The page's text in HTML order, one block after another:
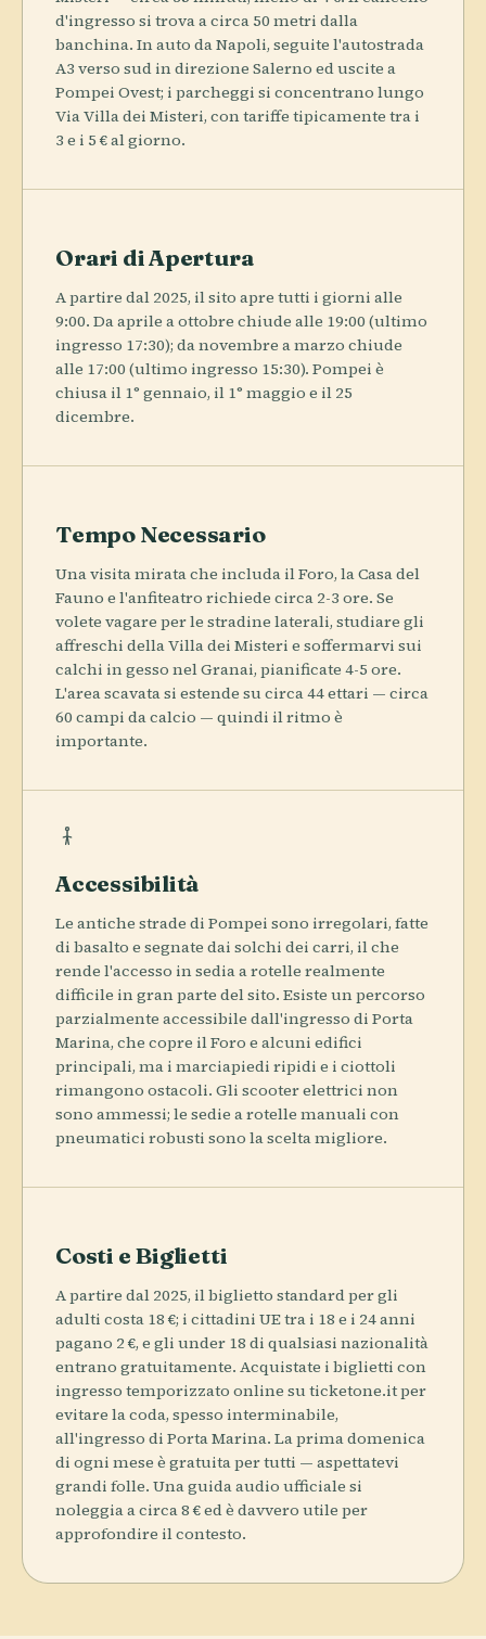
d'ingresso si trova a circa 50 metri dalla
banchina. In auto da Napoli, seguite l'autostrada
A3 verso sud in direzione Salerno ed uscite a
Pompei Ovest; i parcheggi si concentrano lungo
Via Villa dei Misteri, con tariffe tipicamente tra i
3 e i 5 € al giorno.
Orari di Apertura
A partire dal 2025, il sito apre tutti i giorni alle
9:00. Da aprile a ottobre chiude alle 19:00 (ultimo
ingresso 17:30); da novembre a marzo chiude
alle 17:00 (ultimo ingresso 15:30). Pompei è
chiusa il 1° gennaio, il 1° maggio e il 25
dicembre.
Tempo Necessario
Una visita mirata che includa il Foro, la Casa del
Fauno e l'anfiteatro richiede circa 2-3 ore. Se
volete vagare per le stradine laterali, studiare gli
affreschi della Villa dei Misteri e soffermarvi sui
calchi in gesso nel Granai, pianificate 4-5 ore.
L'area scavata si estende su circa 44 ettari — circa
60 campi da calcio — quindi il ritmo è
importante.
Accessibilità
Le antiche strade di Pompei sono irregolari, fatte
di basalto e segnate dai solchi dei carri, il che
rende l'accesso in sedia a rotelle realmente
difficile in gran parte del sito. Esiste un percorso
parzialmente accessibile dall'ingresso di Porta
Marina, che copre il Foro e alcuni edifici
principali, ma i marciapiedi ripidi e i ciottoli
rimangono ostacoli. Gli scooter elettrici non
sono ammessi; le sedie a rotelle manuali con
pneumatici robusti sono la scelta migliore.
Costi e Biglietti
A partire dal 2025, il biglietto standard per gli
adulti costa 18 €; i cittadini UE tra i 18 e i 24 anni
pagano 2 €, e gli under 18 di qualsiasi nazionalità
entrano gratuitamente. Acquistate i biglietti con
ingresso temporizzato online su ticketone.it per
evitare la coda, spesso interminabile,
all'ingresso di Porta Marina. La prima domenica
di ogni mese è gratuita per tutti — aspettatevi
grandi folle. Una guida audio ufficiale si
noleggia a circa 8 € ed è davvero utile per
approfondire il contesto.